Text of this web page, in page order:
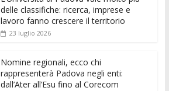
delle classifiche: ricerca, imprese e
lavoro fanno crescere il territorio
23 luglio 2026
Nomine regionali, ecco chi
rappresenterà Padova negli enti:
dall’Ater all’Esu fino al Corecom